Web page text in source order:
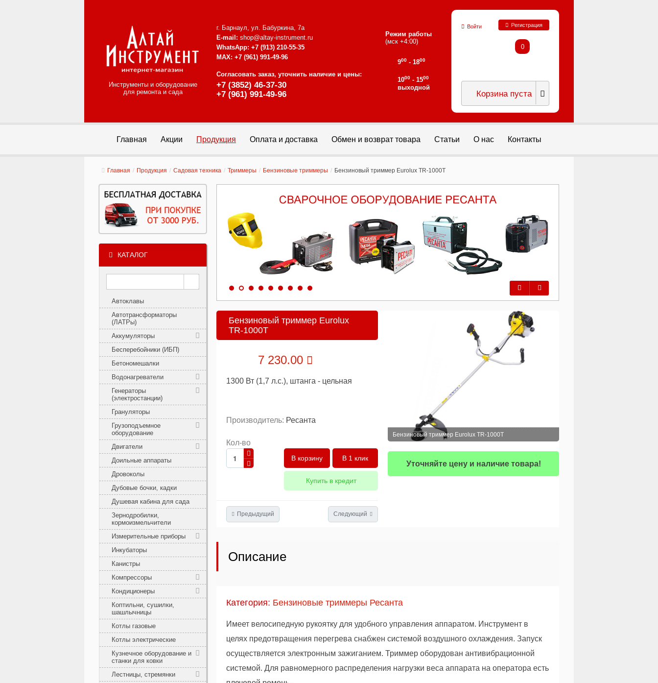
Инструменты и оборудование
для ремонта и сада
г. Барнаул, ул. Бабуркина, 7а
E-mail: shop@altay-instrument.ru
WhatsApp: +7 (913) 210-55-35
MAX: +7 (961) 991-49-96
Согласовать заказ, уточнить наличие и цены:
+7 (3852) 46-37-30
+7 (961) 991-49-96
Режим работы
(мск +4:00)
900 - 1800
1000 - 1500
выходной
Войти Регистрация
0
Корзина пуста
Главная Акции Продукция Оплата и доставка Обмен и возврат товара Статьи О нас Контакты
Главная / Продукция / Садовая техника / Триммеры / Бензиновые триммеры / Бензиновый триммер Eurolux TR-1000T
КАТАЛОГ
Автоклавы
Автотрансформаторы
(ЛАТРы)
Аккумуляторы
Бесперебойники (ИБП)
Бетономешалки
Водонагреватели
Генераторы
(электростанции)
Грануляторы
Грузоподъемное
оборудование
Двигатели
Доильные аппараты
Дровоколы
Дубовые бочки, кадки
Душевая кабина для сада
Зернодробилки,
кормоизмельчители
Измерительные приборы
Инкубаторы
Канистры
Компрессоры
Кондиционеры
Коптильни, сушилки,
шашлычницы
Котлы газовые
Котлы электрические
Кузнечное оборудование и
станки для ковки
Лестницы, стремянки
Предыдущий
Следующий
Бензиновый триммер Eurolux
TR-1000T
7 230.00
1300 Вт (1,7 л.с.), штанга - цельная
Производитель: Ресанта
Кол-во
В 1 клик
Купить в кредит
Предыдущий Следующий
Бензиновый триммер Eurolux TR-1000T
Уточняйте цену и наличие товара!
Описание
Категория: Бензиновые триммеры Ресанта
Имеет велосипедную рукоятку для удобного управления аппаратом. Инструмент в
целях предотвращения перегрева снабжен системой воздушного охлаждения. Запуск
осуществляется электронным зажиганием. Триммер оборудован антивибрационной
системой. Для равномерного распределения нагрузки веса аппарата на оператора есть